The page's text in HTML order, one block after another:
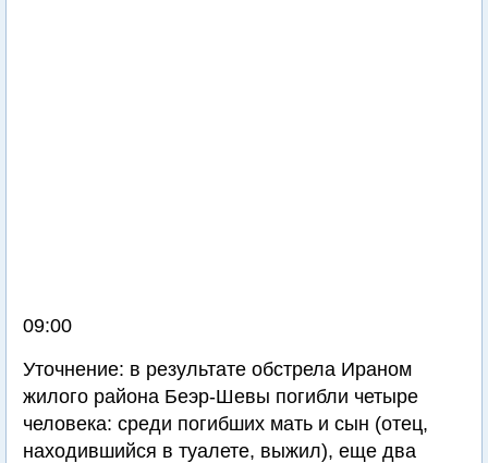
09:00
Уточнение: в результате обстрела Ираном
жилого района Беэр-Шевы погибли четыре
человека: среди погибших мать и сын (отец,
находившийся в туалете, выжил), еще два